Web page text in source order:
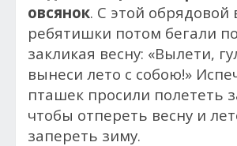
овсянок. С этой обрядовой
ребятишки потом бегали
закликая весну: «Вылети,
вынеси лето с собою!»
пташек просили полететь
чтобы отпереть весну и
запереть зиму.